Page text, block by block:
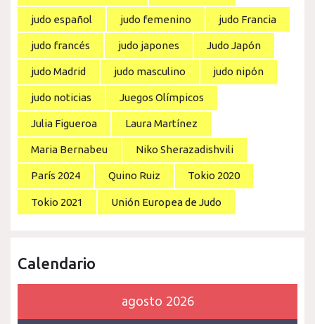
judo español judo femenino judo Francia
judo francés judo japones Judo Japón
judo Madrid judo masculino judo nipón
judo noticias Juegos Olímpicos
Julia Figueroa Laura Martínez
Maria Bernabeu Niko Sherazadishvili
París 2024 Quino Ruiz Tokio 2020
Tokio 2021 Unión Europea de Judo
Calendario
agosto 2026